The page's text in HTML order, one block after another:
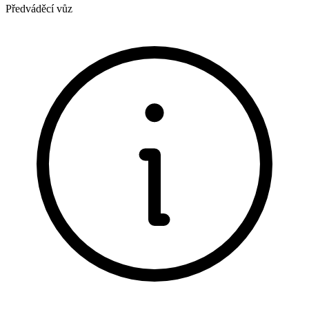
Předváděcí vůz